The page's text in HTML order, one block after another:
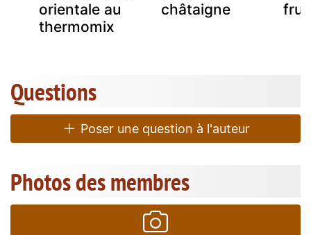
orientale au
thermomix
châtaigne
Questions
Poser une question à l'auteur
Photos des membres